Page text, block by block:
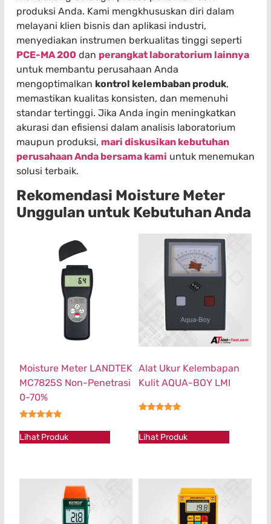
produksi Anda. Kami mengkhususkan diri dalam
melayani klien bisnis dan aplikasi industri,
menyediakan instrumen berkualitas tinggi seperti
PCE-MA 200 dan perangkat laboratorium lainnya
untuk membantu perusahaan Anda
mengoptimalkan kontrol kelembaban produk,
memastikan kualitas konsisten, dan memenuhi
standar tertinggi. Jika Anda ingin meningkatkan
akurasi dan efisiensi dalam analisis laboratorium
maupun produksi, mari diskusikan kebutuhan
perusahaan Anda bersama kami untuk menemukan
solusi terbaik.
Rekomendasi Moisture Meter
Unggulan untuk Kebutuhan Anda
Moisture Meter LANDTEK
MC7825S Non-Penetrasi
0-70%
Lihat Produk
Alat Ukur Kelembapan
Kulit AQUA-BOY LMI
Lihat Produk